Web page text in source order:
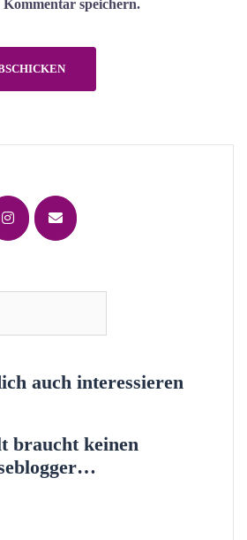
speichern.
auch interessieren
braucht keinen